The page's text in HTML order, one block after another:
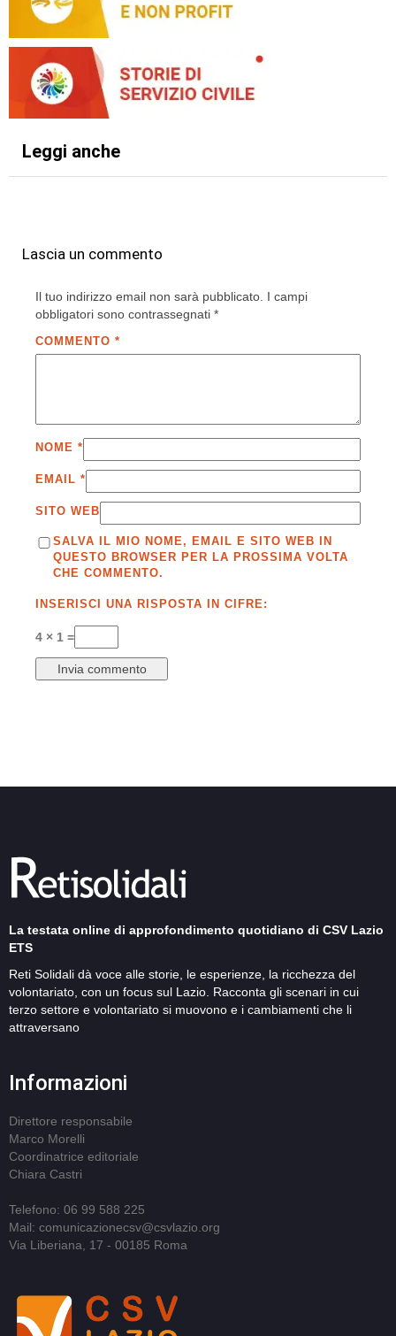
Leggi anche
Lascia un commento
Il tuo indirizzo email non sarà pubblicato. I campi
obbligatori sono contrassegnati *
COMMENTO *
NOME *
EMAIL *
SITO WEB
SALVA IL MIO NOME, EMAIL E SITO WEB IN
QUESTO BROWSER PER LA PROSSIMA VOLTA
CHE COMMENTO.
INSERISCI UNA RISPOSTA IN CIFRE:
4 × 1 =
La testata online di approfondimento quotidiano di CSV Lazio
ETS
Reti Solidali dà voce alle storie, le esperienze, la ricchezza del
volontariato, con un focus sul Lazio. Racconta gli scenari in cui
terzo settore e volontariato si muovono e i cambiamenti che li
attraversano
Informazioni
Direttore responsabile
Marco Morelli
Coordinatrice editoriale
Chiara Castri
Telefono: 06 99 588 225
Mail: comunicazionecsv@csvlazio.org
Via Liberiana, 17 - 00185 Roma